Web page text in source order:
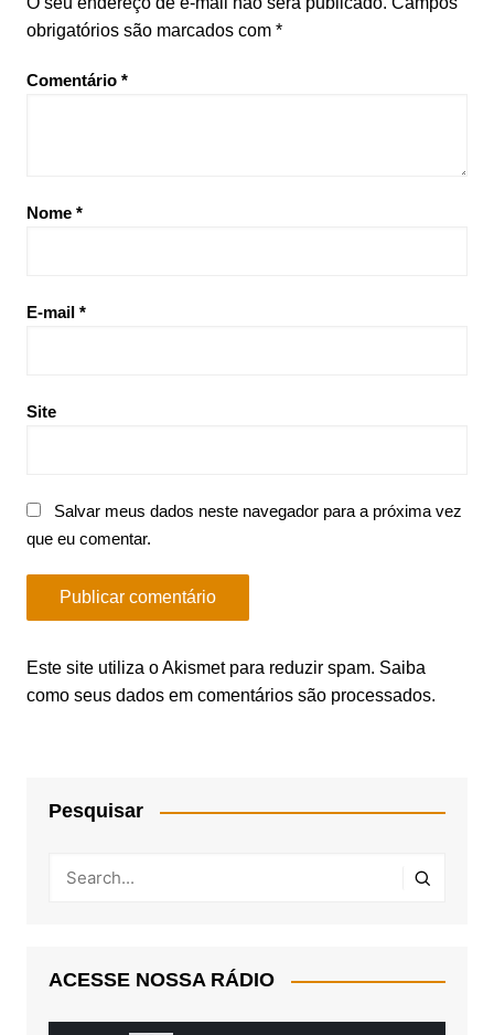
obrigatórios são marcados com *
Comentário *
Nome *
E-mail *
Site
Salvar meus dados neste navegador para a próxima vez
que eu comentar.
Este site utiliza o Akismet para reduzir spam. Saiba
como seus dados em comentários são processados.
Pesquisar
ACESSE NOSSA RÁDIO